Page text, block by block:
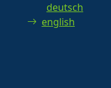
deutsch
english